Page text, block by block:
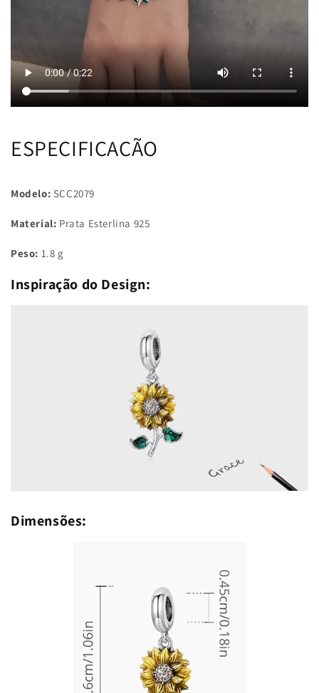
ESPECIFICAÇÃO
Modelo: SCC2079
Material: Prata Esterlina 925
Peso: 1.8 g
Inspiração do Design:
Dimensões: